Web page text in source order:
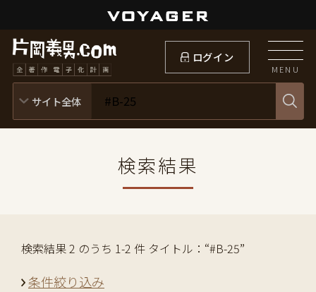
ログイン
MENU
検索結果
検索結果 2 のうち 1-2 件 タイトル：“#B-25”
条件絞り込み